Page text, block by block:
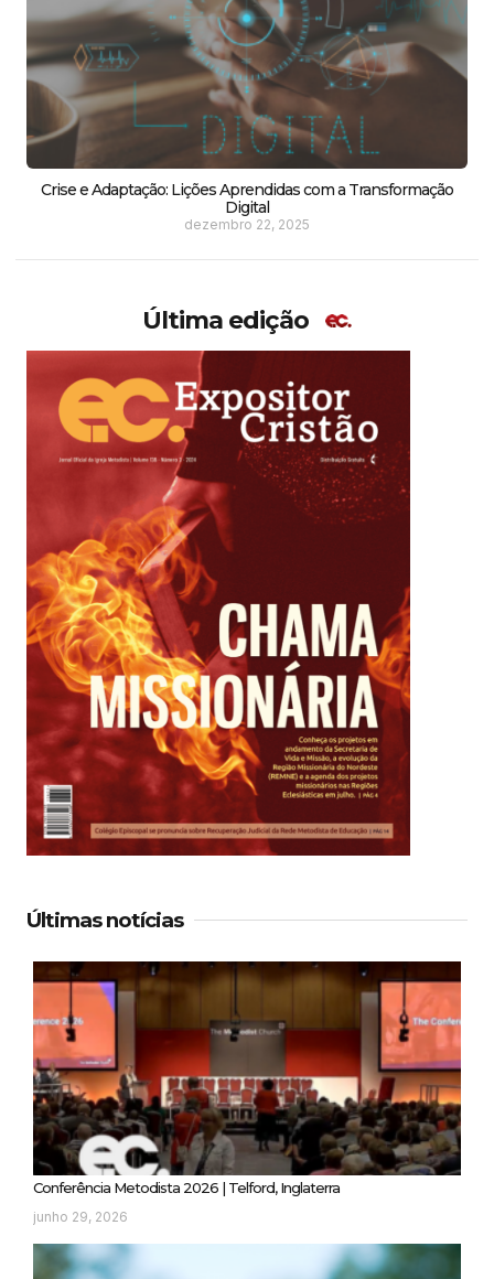
Crise e Adaptação: Lições Aprendidas com a Transformação
Digital
dezembro 22, 2025
Última edição
Últimas notícias
Conferência Metodista 2026 | Telford, Inglaterra
junho 29, 2026